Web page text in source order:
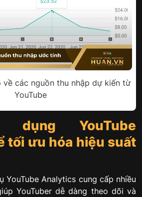
về các nguồn thu nhập dự kiến từ
YouTube
YouTube
tối ưu hóa hiệu suất
YouTube Analytics cung cấp nhiều
YouTuber dễ dàng theo dõi và